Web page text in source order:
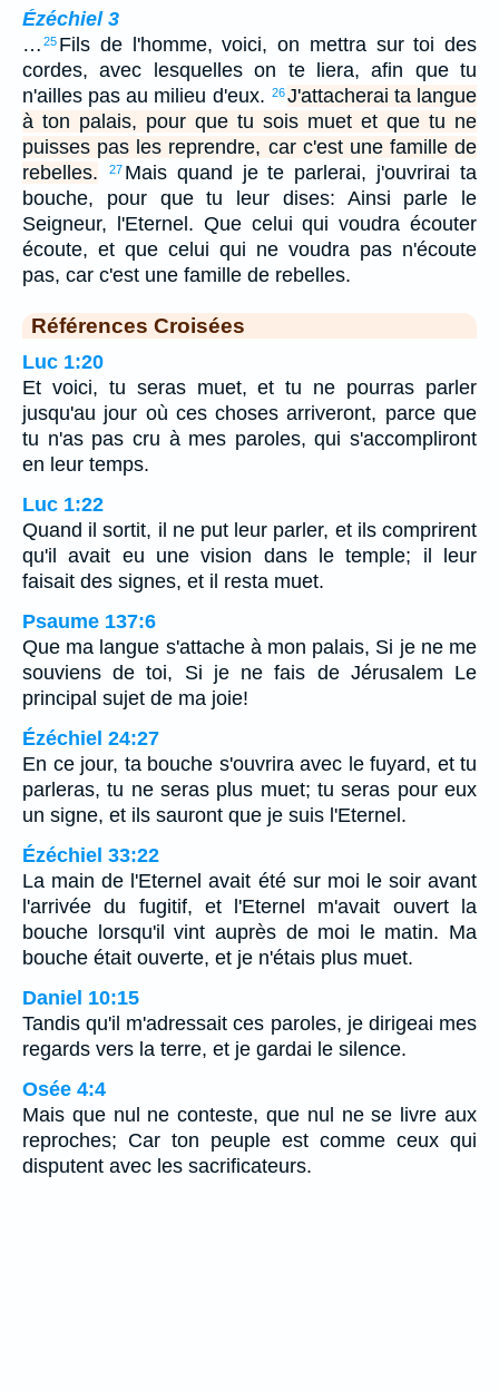
Ézéchiel 3
… 25 Fils de l'homme, voici, on mettra sur toi des
cordes, avec lesquelles on te liera, afin que tu
n'ailles pas au milieu d'eux. 26J'attacherai ta langue
à ton palais, pour que tu sois muet et que tu ne
puisses pas les reprendre, car c'est une famille de
rebelles.
27 Mais quand je te parlerai, j'ouvrirai ta
bouche, pour que tu leur dises: Ainsi parle le
Seigneur, l'Eternel. Que celui qui voudra écouter
écoute, et que celui qui ne voudra pas n'écoute
pas, car c'est une famille de rebelles.
Références Croisées
Luc 1:20
Et voici, tu seras muet, et tu ne pourras parler
jusqu'au jour où ces choses arriveront, parce que
tu n'as pas cru à mes paroles, qui s'accompliront
en leur temps.
Luc 1:22
Quand il sortit, il ne put leur parler, et ils comprirent
qu'il avait eu une vision dans le temple; il leur
faisait des signes, et il resta muet.
Psaume 137:6
Que ma langue s'attache à mon palais, Si je ne me
souviens de toi, Si je ne fais de Jérusalem Le
principal sujet de ma joie!
Ézéchiel 24:27
En ce jour, ta bouche s'ouvrira avec le fuyard, et tu
parleras, tu ne seras plus muet; tu seras pour eux
un signe, et ils sauront que je suis l'Eternel.
Ézéchiel 33:22
La main de l'Eternel avait été sur moi le soir avant
l'arrivée du fugitif, et l'Eternel m'avait ouvert la
bouche lorsqu'il vint auprès de moi le matin. Ma
bouche était ouverte, et je n'étais plus muet.
Daniel 10:15
Tandis qu'il m'adressait ces paroles, je dirigeai mes
regards vers la terre, et je gardai le silence.
Osée 4:4
Mais que nul ne conteste, que nul ne se livre aux
reproches; Car ton peuple est comme ceux qui
disputent avec les sacrificateurs.